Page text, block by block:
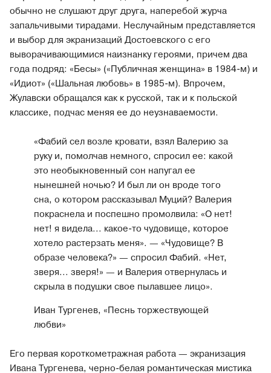
обычно не слушают друг друга, наперебой журча
запальчивыми тирадами. Неслучайным представляется
и выбор для экранизаций Достоевского с его
выворачивающимися наизнанку героями, причем два
года подряд: «Бесы» («Публичная женщина» в 1984-м) и
«Идиот» («Шальная любовь» в 1985-м). Впрочем,
Жулавски обращался как к русской, так и к польской
классике, подчас меняя ее до неузнаваемости.
«Фабий сел возле кровати, взял Валерию за
руку и, помолчав немного, спросил ее: какой
это необыкновенный сон напугал ее
нынешней ночью? И был ли он вроде того
сна, о котором рассказывал Муций? Валерия
покраснела и поспешно промолвила: «О нет!
нет! я видела... какое-то чудовище, которое
хотело растерзать меня». — «Чудовище? В
образе человека?» — спросил Фабий. «Нет,
зверя... зверя!» — и Валерия отвернулась и
скрыла в подушки свое пылавшее лицо».
Иван Тургенев, «Песнь торжествующей
любви»
Его первая короткометражная работа — экранизация
Ивана Тургенева, черно-белая романтическая мистика